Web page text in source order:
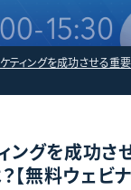
ティングを成功させる重
ングを成功さ
【無料ウェビナ